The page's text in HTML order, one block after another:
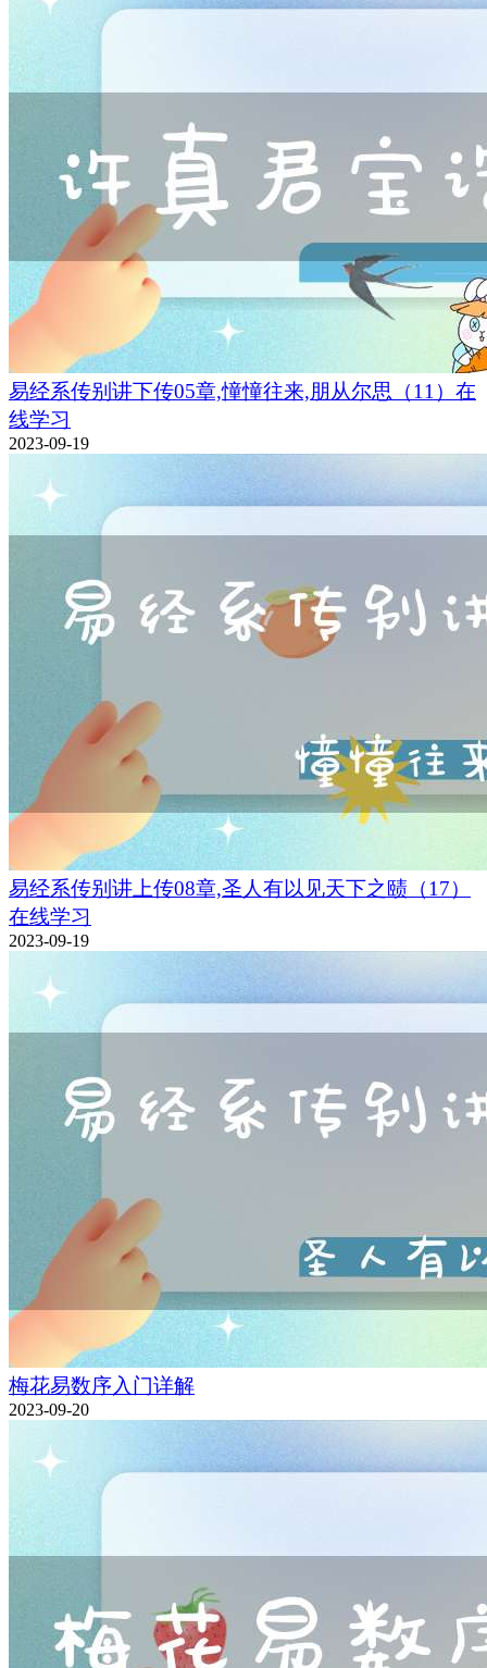
易经系传别讲下传05章,憧憧往来,朋从尔思（11）在
线学习
2023-09-19
易经系传别讲上传08章,圣人有以见天下之赜（17）
在线学习
2023-09-19
梅花易数序入门详解
2023-09-20